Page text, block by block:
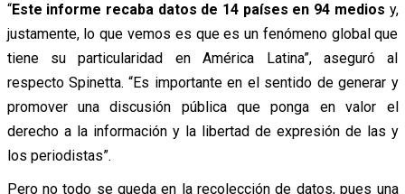
“Este informe recaba datos de 14 países en 94 medios y,
justamente, lo que vemos es que es un fenómeno global que
tiene su particularidad en América Latina”, aseguró al
respecto Spinetta. “Es importante en el sentido de generar y
promover una discusión pública que ponga en valor el
derecho a la información y la libertad de expresión de las y
los periodistas”.
Pero no todo se queda en la recolección de datos, pues una